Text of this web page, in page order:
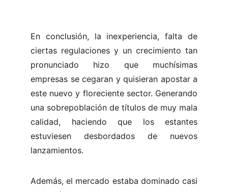
En conclusión, la inexperiencia, falta de
ciertas regulaciones y un crecimiento tan
pronunciado hizo que muchísimas
empresas se cegaran y quisieran apostar a
este nuevo y floreciente sector. Generando
una sobrepoblación de títulos de muy mala
calidad, haciendo que los estantes
estuviesen desbordados de nuevos
lanzamientos.
Además, el mercado estaba dominado casi